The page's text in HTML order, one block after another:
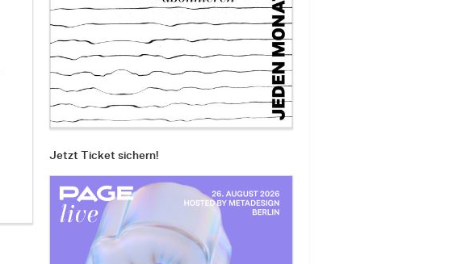
Jetzt Ticket sichern!